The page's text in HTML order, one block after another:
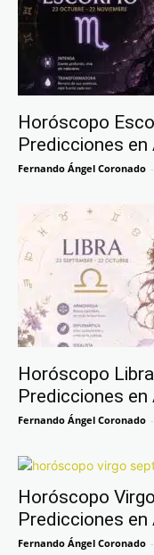
Horóscopo
Predicciones en
Fernando Ángel Coronado -
Horóscopo
Predicciones en
Fernando Ángel Coronado -
Horóscopo
Predicciones en
Fernando Ángel Coronado -